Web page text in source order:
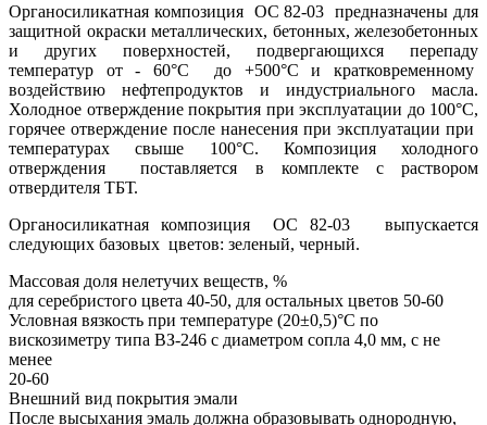
Органосиликатная композиция ОС 82-03 предназначены для
защитной окраски металлических, бетонных, железобетонных
и других поверхностей, подвергающихся перепаду
температур от - 60°С до +500°С и кратковременному
воздействию нефтепродуктов и индустриального масла.
Холодное отверждение покрытия при эксплуатации до 100°С,
горячее отверждение после нанесения при эксплуатации при
температурах свыше 100°С. Композиция холодного
отверждения поставляется в комплекте с раствором
отвердителя ТБТ.
Органосиликатная композиция ОС 82-03 выпускается
следующих базовых цветов: зеленый, черный.
Массовая доля нелетучих веществ, %
для серебристого цвета 40-50, для остальных цветов 50-60
Условная вязкость при температуре (20±0,5)°С по
вискозиметру типа ВЗ-246 с диаметром сопла 4,0 мм, с не
менее
20-60
Внешний вид покрытия эмали
После высыхания эмаль должна образовывать однородную,